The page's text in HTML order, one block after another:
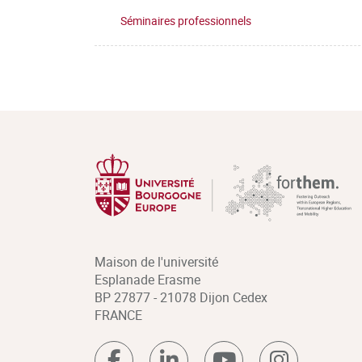
Séminaires professionnels
Maison de l'université
Esplanade Erasme
BP 27877 - 21078 Dijon Cedex
FRANCE